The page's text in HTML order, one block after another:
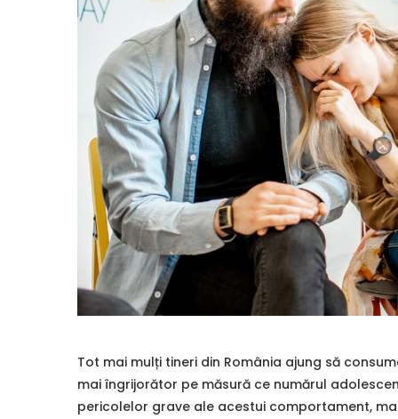
Tot mai mulți tineri din România ajung să
mai îngrijorător pe măsură ce numărul
pericolelor grave ale acestui comportament,